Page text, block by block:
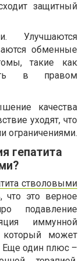
защитный
Улучшаются
обменные
такие как
в правом
качества
уходят, что
ограничениями.
гепатита
стволовыми
что это верное
подавление
иммунной
который может
Еще один плюс –